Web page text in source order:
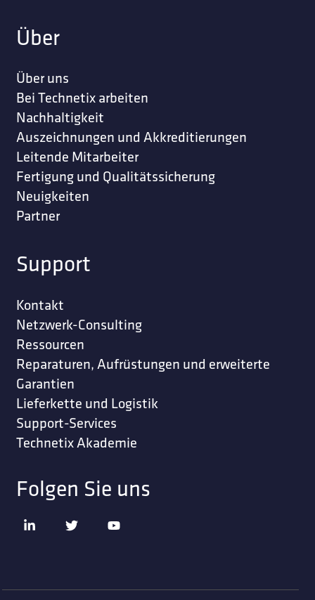
Über
Über uns
Bei Technetix arbeiten
Nachhaltigkeit
Auszeichnungen und Akkreditierungen
Leitende Mitarbeiter
Fertigung und Qualitätssicherung
Neuigkeiten
Partner
Support
Kontakt
Netzwerk-Consulting
Ressourcen
Reparaturen, Aufrüstungen und erweiterte
Garantien
Lieferkette und Logistik
Support-Services
Technetix Akademie
Folgen Sie uns